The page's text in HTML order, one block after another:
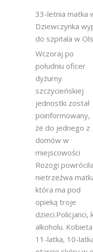
33-letnia matka
Dziewczynka
do szpitala w
Wczoraj po
południu oficer
dyżurny
szczycieńskiej
jednostki został
poinformowany,
że do jednego z
domów w
miejscowości
Rozogi powróciła
nietrzeźwa
która ma pod
opieką troje
alkoholu.
11-latka, 10-